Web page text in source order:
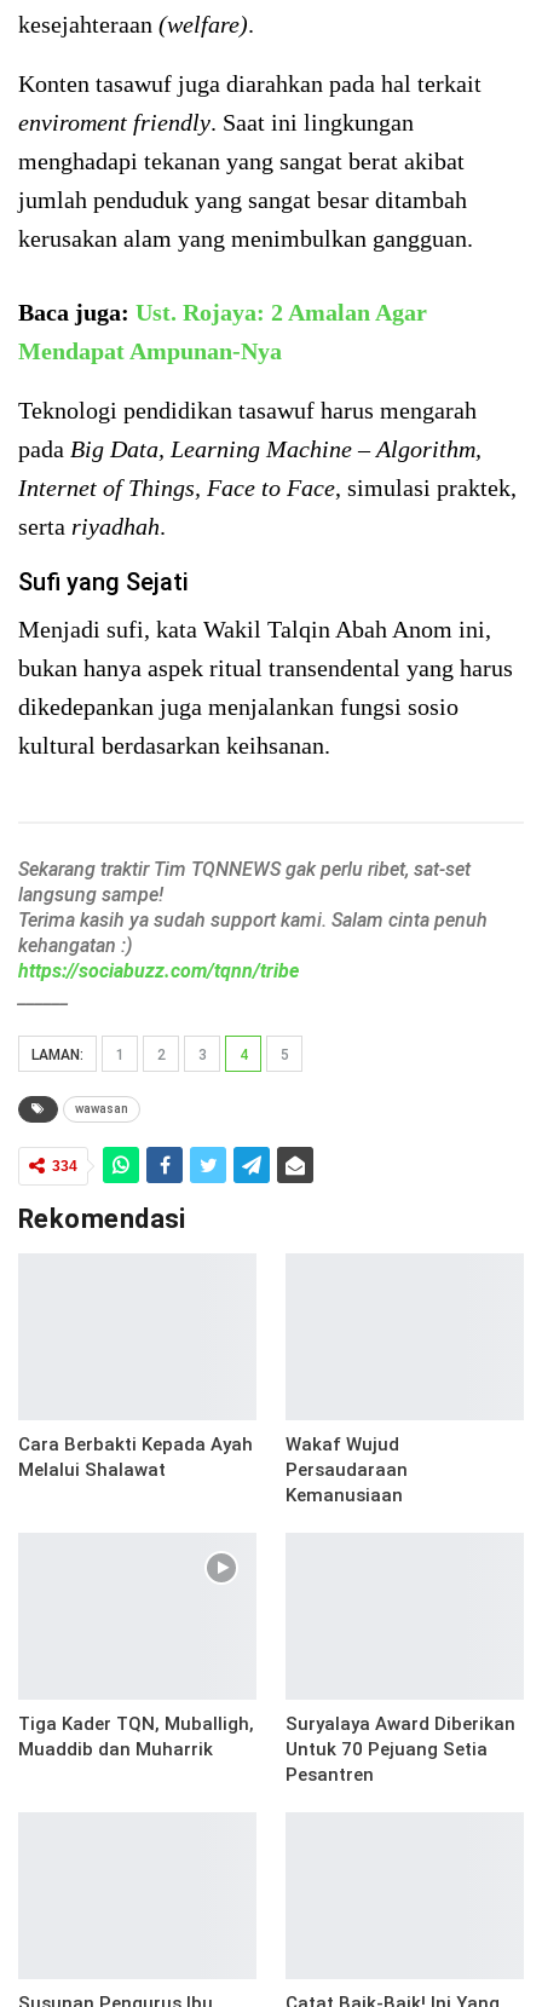
kesejahteraan (welfare).
Konten tasawuf juga diarahkan pada hal terkait
enviroment friendly. Saat ini lingkungan
menghadapi tekanan yang sangat berat akibat
jumlah penduduk yang sangat besar ditambah
kerusakan alam yang menimbulkan gangguan.
Baca juga: Ust. Rojaya: 2 Amalan Agar
Mendapat Ampunan-Nya
Teknologi pendidikan tasawuf harus mengarah
pada Big Data, Learning Machine – Algorithm,
Internet of Things, Face to Face, simulasi praktek,
serta riyadhah.
Sufi yang Sejati
Menjadi sufi, kata Wakil Talqin Abah Anom ini,
bukan hanya aspek ritual transendental yang harus
dikedepankan juga menjalankan fungsi sosio
kultural berdasarkan keihsanan.
Sekarang traktir Tim TQNNEWS gak perlu ribet, sat-set
langsung sampe!
Terima kasih ya sudah support kami. Salam cinta penuh
kehangatan :)
https://sociabuzz.com/tqnn/tribe
LAMAN: 1 2 3 4 5
wawasan
334
Rekomendasi
Cara Berbakti Kepada Ayah
Melalui Shalawat
Wakaf Wujud
Persaudaraan
Kemanusiaan
Tiga Kader TQN, Muballigh,
Muaddib dan Muharrik
Suryalaya Award Diberikan
Untuk 70 Pejuang Setia
Pesantren